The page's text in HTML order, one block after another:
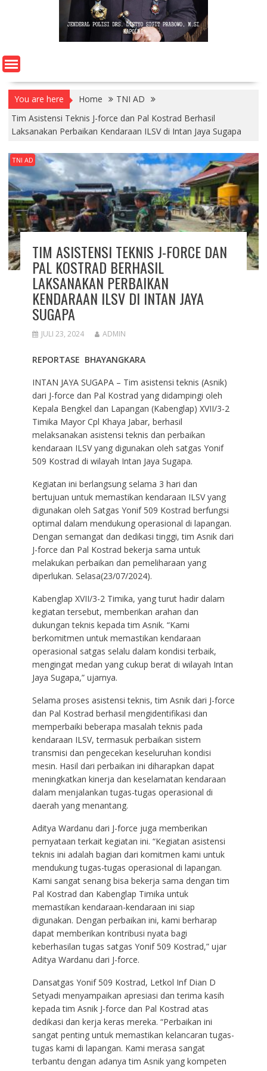
You are here Home
TNI AD
Tim Asistensi Teknis J-force dan Pal Kostrad Berhasil
Laksanakan Perbaikan Kendaraan ILSV di Intan Jaya Sugapa
TNI AD
TIM ASISTENSI TEKNIS J-FORCE DAN
PAL KOSTRAD BERHASIL
LAKSANAKAN PERBAIKAN
KENDARAAN ILSV DI INTAN JAYA
SUGAPA
JULI 23, 2024 ADMIN
REPORTASE BHAYANGKARA
INTAN JAYA SUGAPA – Tim asistensi teknis (Asnik)
dari J-force dan Pal Kostrad yang didampingi oleh
Kepala Bengkel dan Lapangan (Kabenglap) XVII/3-2
Timika Mayor Cpl Khaya Jabar, berhasil
melaksanakan asistensi teknis dan perbaikan
kendaraan ILSV yang digunakan oleh satgas Yonif
509 Kostrad di wilayah Intan Jaya Sugapa.
Kegiatan ini berlangsung selama 3 hari dan
bertujuan untuk memastikan kendaraan ILSV yang
digunakan oleh Satgas Yonif 509 Kostrad berfungsi
optimal dalam mendukung operasional di lapangan.
Dengan semangat dan dedikasi tinggi, tim Asnik dari
J-force dan Pal Kostrad bekerja sama untuk
melakukan perbaikan dan pemeliharaan yang
diperlukan. Selasa(23/07/2024).
Kabenglap XVII/3-2 Timika, yang turut hadir dalam
kegiatan tersebut, memberikan arahan dan
dukungan teknis kepada tim Asnik. “Kami
berkomitmen untuk memastikan kendaraan
operasional satgas selalu dalam kondisi terbaik,
mengingat medan yang cukup berat di wilayah Intan
Jaya Sugapa,” ujarnya.
Selama proses asistensi teknis, tim Asnik dari J-force
dan Pal Kostrad berhasil mengidentifikasi dan
memperbaiki beberapa masalah teknis pada
kendaraan ILSV, termasuk perbaikan sistem
transmisi dan pengecekan keseluruhan kondisi
mesin. Hasil dari perbaikan ini diharapkan dapat
meningkatkan kinerja dan keselamatan kendaraan
dalam menjalankan tugas-tugas operasional di
daerah yang menantang.
Aditya Wardanu dari J-force juga memberikan
pernyataan terkait kegiatan ini. “Kegiatan asistensi
teknis ini adalah bagian dari komitmen kami untuk
mendukung tugas-tugas operasional di lapangan.
Kami sangat senang bisa bekerja sama dengan tim
Pal Kostrad dan Kabenglap Timika untuk
memastikan kendaraan-kendaraan ini siap
digunakan. Dengan perbaikan ini, kami berharap
dapat memberikan kontribusi nyata bagi
keberhasilan tugas satgas Yonif 509 Kostrad,” ujar
Aditya Wardanu dari J-force.
Dansatgas Yonif 509 Kostrad, Letkol Inf Dian D
Setyadi menyampaikan apresiasi dan terima kasih
kepada tim Asnik J-force dan Pal Kostrad atas
dedikasi dan kerja keras mereka. “Perbaikan ini
sangat penting untuk memastikan kelancaran tugas-
tugas kami di lapangan. Kami merasa sangat
terbantu dengan adanya tim Asnik yang kompeten